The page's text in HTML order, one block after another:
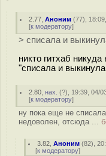
2.77 ,Аноним (77),
[к модератору]
> списала и
никто гитхаб
"списала и
2.80 ,нах. (?), 19:39, 04/
[к модератору]
ну пока еще не
недоволен, отсюда ...
3.82 ,Аноним (82),
[к модератору]